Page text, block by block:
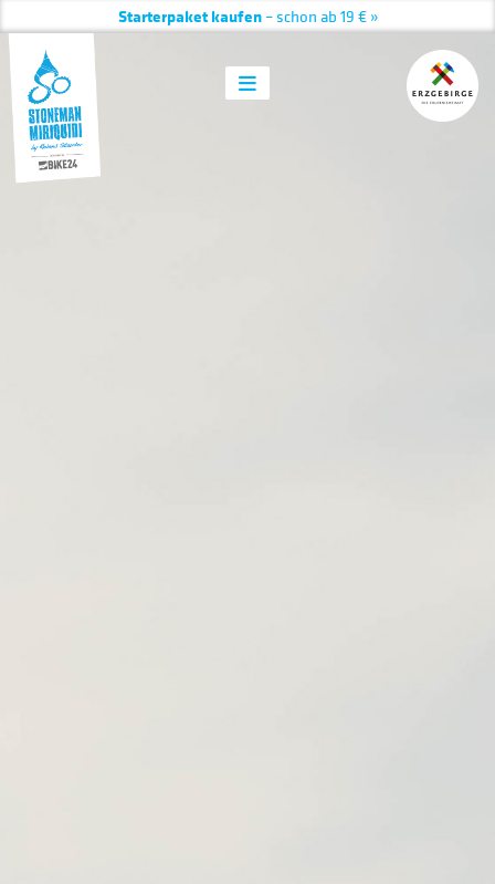
Starterpaket kaufen– schon ab 19 € »